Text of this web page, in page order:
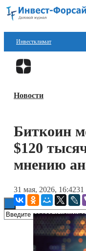
Инвестклимат
Финансы
Блокчейн
Новости
Биткоин
$120
мнению
31 мая, 2026, 16:4231